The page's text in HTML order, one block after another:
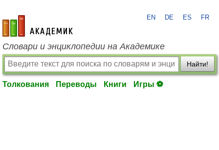
academic.ru
EN DE ES FR
Словари и энциклопедии на Академике
Найти!
Толкования Переводы Книги Игры ⚽